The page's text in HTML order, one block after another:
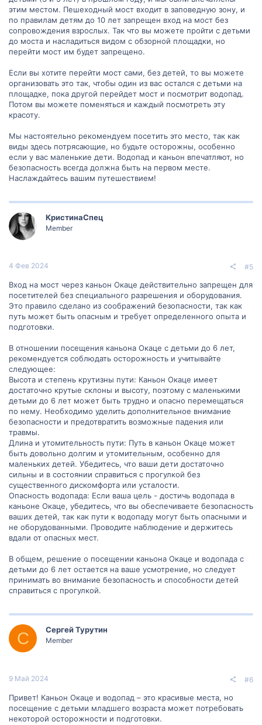
этим местом. Пешеходный мост входит в заповедную зону, и
по правилам детям до 10 лет запрещен вход на мост без
сопровождения взрослых. Так что вы можете пройти с детьми
до моста и насладиться видом с обзорной площадки, но
перейти мост им будет запрещено.
Если вы хотите перейти мост сами, без детей, то вы можете
организовать это так, чтобы один из вас остался с детьми на
площадке, пока другой перейдет мост и посмотрит водопад.
Потом вы можете поменяться и каждый посмотреть эту
красоту.
Мы настоятельно рекомендуем посетить это место, так как
виды здесь потрясающие, но будьте осторожны, особенно
если у вас маленькие дети. Водопад и каньон впечатляют, но
безопасность всегда должна быть на первом месте.
Наслаждайтесь вашим путешествием!
КристинаСпец
Member
4 Фев 2024 #5
Вход на мост через каньон Окаце действительно запрещен для
посетителей без специального разрешения и оборудования.
Это правило сделано из соображений безопасности, так как
путь может быть опасным и требует определенного опыта и
подготовки.
В отношении посещения каньона Окаце с детьми до 6 лет,
рекомендуется соблюдать осторожность и учитывайте
следующее:
Высота и степень крутизны пути: Каньон Окаце имеет
достаточно крутые склоны и высоту, поэтому с маленькими
детьми до 6 лет может быть трудно и опасно перемещаться
по нему. Необходимо уделить дополнительное внимание
безопасности и предотвратить возможные падения или
травмы.
Длина и утомительность пути: Путь в каньон Окаце может
быть довольно долгим и утомительным, особенно для
маленьких детей. Убедитесь, что ваши дети достаточно
сильны и в состоянии справиться с прогулкой без
существенного дискомфорта или усталости.
Опасность водопада: Если ваша цель - достичь водопада в
каньоне Окаце, убедитесь, что вы обеспечиваете безопасность
ваших детей, так как пути к водопаду могут быть опасными и
не оборудованными. Проводите наблюдение и держитесь
вдали от опасных мест.
В общем, решение о посещении каньона Окаце и водопада с
детьми до 6 лет остается на ваше усмотрение, но следует
принимать во внимание безопасность и способности детей
справиться с прогулкой.
С Сергей Турутин
Member
9 Май 2024 #6
Привет! Каньон Окаце и водопад – это красивые места, но
посещение с детьми младшего возраста может потребовать
некоторой осторожности и подготовки.